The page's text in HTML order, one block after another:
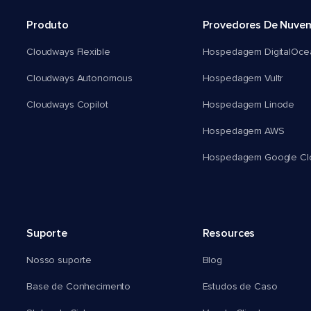
Produto
Cloudways Flexible
Cloudways Autonomous
Cloudways Copilot
Provedores De
Hospedagem
Hospedagem Vultr
Hospedagem Linode
Hospedagem AWS
Hospedagem Google
Suporte
Nosso suporte
Base de Conhecimento
Resources
Blog
Estudos de Caso